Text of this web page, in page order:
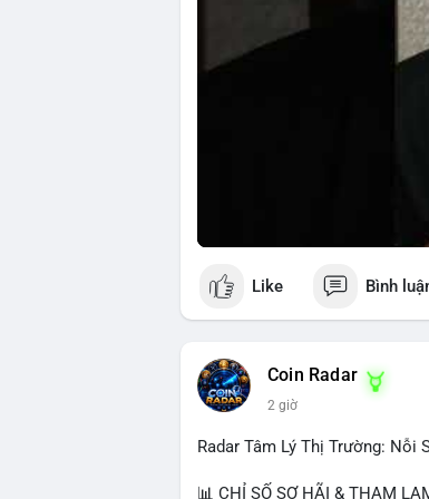
Like Bình
Coin Radar
2 giờ
Radar Tâm Lý Thị Trường: Nỗi
📊 CHỈ SỐ SỢ HÃI & THAM